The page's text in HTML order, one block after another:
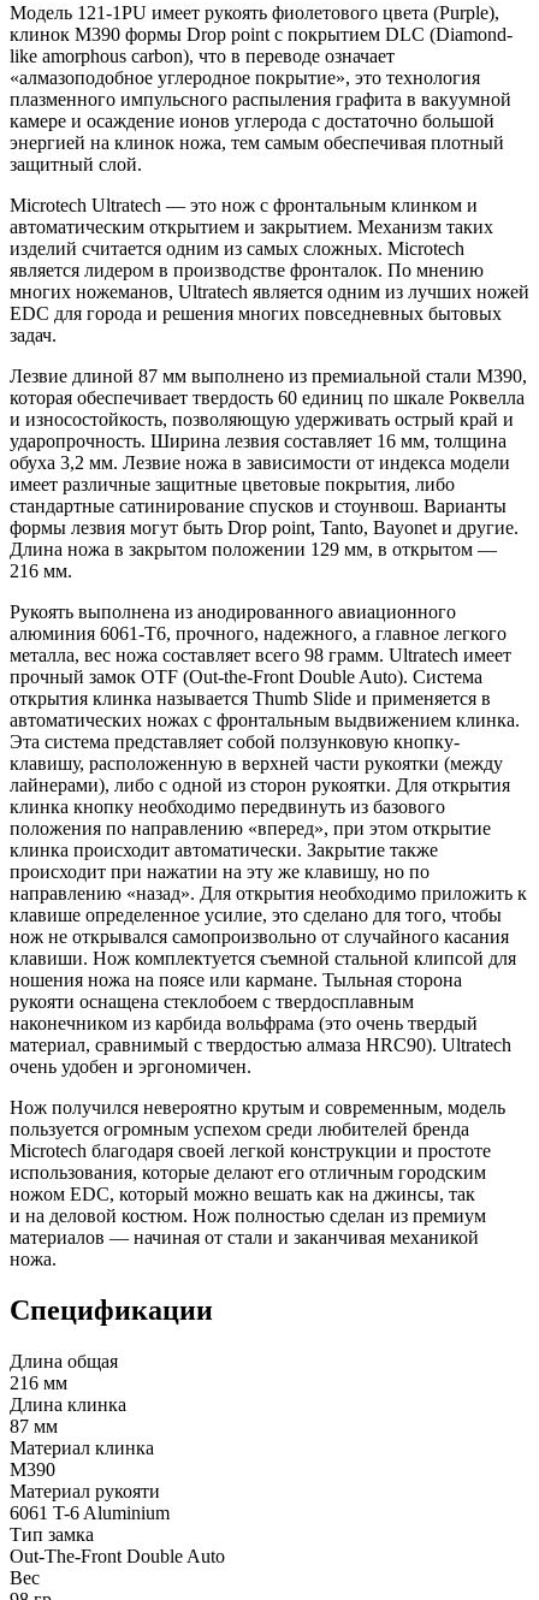
Модель 121-1PU имеет рукоять фиолетового цвета (Purple),
клинок M390 формы Drop point с покрытием DLC (Diamond-
like amorphous carbon), что в переводе означает
«алмазоподобное углеродное покрытие», это технология
плазменного импульсного распыления графита в вакуумной
камере и осаждение ионов углерода с достаточно большой
энергией на клинок ножа, тем самым обеспечивая плотный
защитный слой.
Microtech Ultratech — это нож с фронтальным клинком и
автоматическим открытием и закрытием. Механизм таких
изделий считается одним из самых сложных. Microtech
является лидером в производстве фронталок. По мнению
многих ножеманов, Ultratech является одним из лучших ножей
EDC для города и решения многих повседневных бытовых
задач.
Лезвие длиной 87 мм выполнено из премиальной стали M390,
которая обеспечивает твердость 60 единиц по шкале Роквелла
и износостойкость, позволяющую удерживать острый край и
ударопрочность. Ширина лезвия составляет 16 мм, толщина
обуха 3,2 мм. Лезвие ножа в зависимости от индекса модели
имеет различные защитные цветовые покрытия, либо
стандартные сатинирование спусков и стоунвош. Варианты
формы лезвия могут быть Drop point, Tanto, Bayonet и другие.
Длина ножа в закрытом положении 129 мм, в открытом —
216 мм.
Рукоять выполнена из анодированного авиационного
алюминия 6061-T6, прочного, надежного, а главное легкого
металла, вес ножа составляет всего 98 грамм. Ultratech имеет
прочный замок OTF (Out-the-Front Double Auto). Система
открытия клинка называется Thumb Slide и применяется в
автоматических ножах с фронтальным выдвижением клинка.
Эта система представляет собой ползунковую кнопку-
клавишу, расположенную в верхней части рукоятки (между
лайнерами), либо с одной из сторон рукоятки. Для открытия
клинка кнопку необходимо передвинуть из базового
положения по направлению «вперед», при этом открытие
клинка происходит автоматически. Закрытие также
происходит при нажатии на эту же клавишу, но по
направлению «назад». Для открытия необходимо приложить к
клавише определенное усилие, это сделано для того, чтобы
нож не открывался самопроизвольно от случайного касания
клавиши. Нож комплектуется съемной стальной клипсой для
ношения ножа на поясе или кармане. Тыльная сторона
рукояти оснащена стеклобоем с твердосплавным
наконечником из карбида вольфрама (это очень твердый
материал, сравнимый с твердостью алмаза HRC90). Ultratech
очень удобен и эргономичен.
Нож получился невероятно крутым и современным, модель
пользуется огромным успехом среди любителей бренда
Microtech благодаря своей легкой конструкции и простоте
использования, которые делают его отличным городским
ножом EDC, который можно вешать как на джинсы, так
и на деловой костюм. Нож полностью сделан из премиум
материалов — начиная от стали и заканчивая механикой
ножа.
Спецификации
Длина общая
216 мм
Длина клинка
87 мм
Материал клинка
M390
Материал рукояти
6061 T-6 Aluminium
Тип замка
Out-The-Front Double Auto
Вес